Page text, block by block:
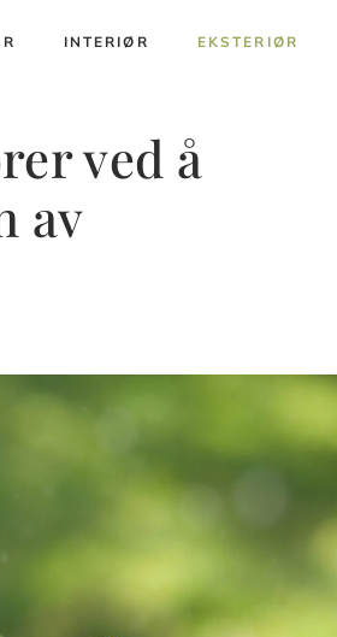
INTERIØR EKSTERIØR
ved å
av